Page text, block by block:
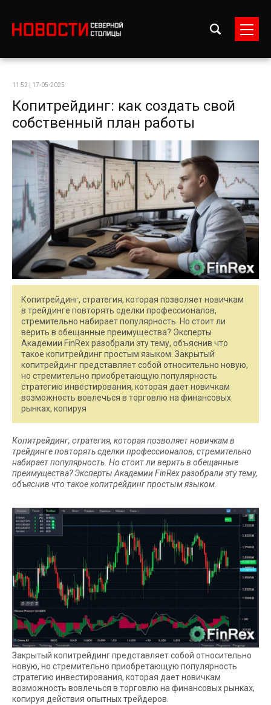
11:52 | 17-05-2025
Копитрейдинг: как создать свой
собственный план работы
Копитрейдинг, стратегия, которая позволяет новичкам
в трейдинге повторять сделки профессионалов,
стремительно набирает популярность. Но стоит ли
верить в обещанные преимущества? Эксперты
Академии FinRex разобрали эту тему, объяснив что
такое копитрейдинг простым языком. Закрытый
копитрейдинг представляет собой относительно новую,
но стремительно приобретающую популярность
стратегию инвестирования, которая дает новичкам
возможность вовлечься в торговлю на финансовых
рынках, копируя
Копитрейдинг, стратегия, которая позволяет новичкам в
трейдинге повторять сделки профессионалов, стремительно
набирает популярность. Но стоит ли верить в обещанные
преимущества? Эксперты Академии FinRex разобрали эту тему,
объяснив что такое копитрейдинг простым языком.
Закрытый копитрейдинг представляет собой относительно
новую, но стремительно приобретающую популярность
стратегию инвестирования, которая дает новичкам
возможность вовлечься в торговлю на финансовых рынках,
копируя действия опытных трейдеров.